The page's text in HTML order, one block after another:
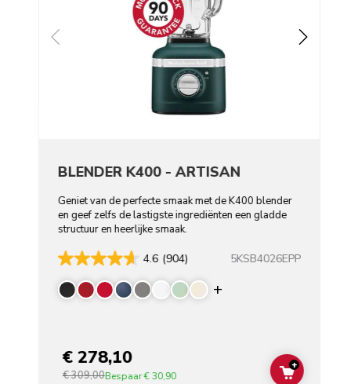
BLENDER K400 - ARTISAN
Geniet van de perfecte smaak met de K400 blender
en geef zelfs de lastigste ingrediënten een gladde
structuur en heerlijke smaak.
4.6 (904) 5KSB4026EPP
Display more
€ 278,10
€ 309,00Bespaar€ 30,90 ADD TO
+